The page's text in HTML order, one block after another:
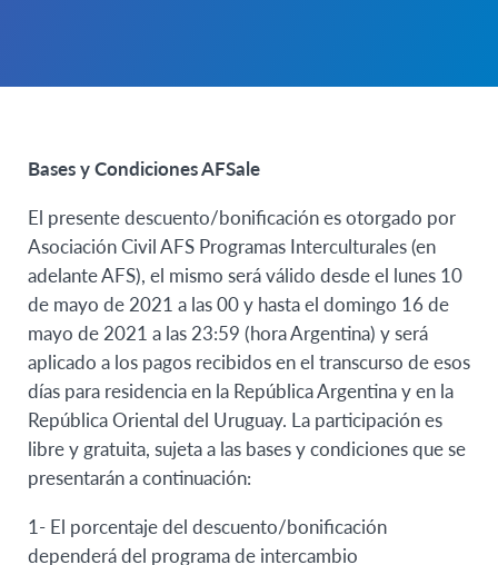
Bases y Condiciones AFSale
El presente descuento/bonificación es otorgado por
Asociación Civil AFS Programas Interculturales (en
adelante AFS), el mismo será válido desde el lunes 10
de mayo de 2021 a las 00 y hasta el domingo 16 de
mayo de 2021 a las 23:59 (hora Argentina) y será
aplicado a los pagos recibidos en el transcurso de esos
días para residencia en la República Argentina y en la
República Oriental del Uruguay. La participación es
libre y gratuita, sujeta a las bases y condiciones que se
presentarán a continuación:
1- El porcentaje del descuento/bonificación
dependerá del programa de intercambio